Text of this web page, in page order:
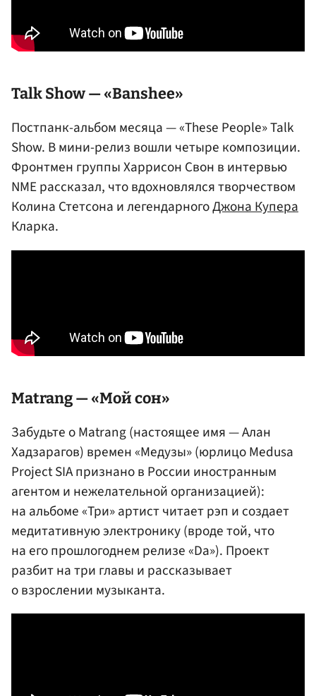
Talk Show — «Banshee»
Постпанк-альбом месяца — «These People» Talk
Show. В мини-релиз вошли четыре композиции.
Фронтмен группы Харрисон Свон в интервью
NME рассказал, что вдохновлялся творчеством
Колина Стетсона и легендарногоДжона Купера
Кларка.
Matrang — «Мой сон»
Забудьте о Matrang (настоящее имя — Алан
Хадзарагов) времен «Медузы» (юрлицо Medusa
Project SIA признано в России иностранным
агентом и нежелательной организацией):
на альбоме «Три» артист читает рэп и создает
медитативную электронику (вроде той, что
на его прошлогоднем релизе «Da»). Проект
разбит на три главы и рассказывает
о взрослении музыканта.